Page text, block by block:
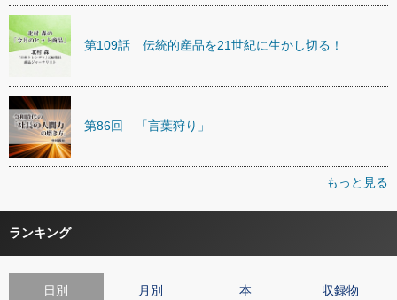
第109話 伝統的産品を21世紀に生かし切る！
第86回 「言葉狩り」
もっと見る
ランキング
日別 月別 本 収録物